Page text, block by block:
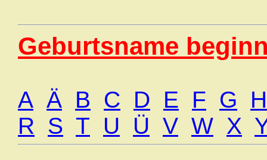
Geburtsname
A Ä B C D E F G
H
R
S T U Ü V W X